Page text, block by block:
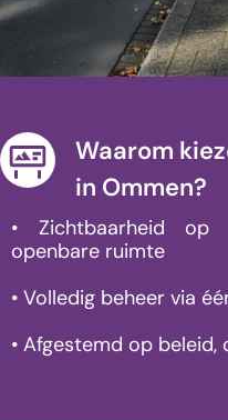
Waarom
in Ommen?
• Zichtbaarheid
openbare ruimte
• Volledig beheer via
• Afgestemd op